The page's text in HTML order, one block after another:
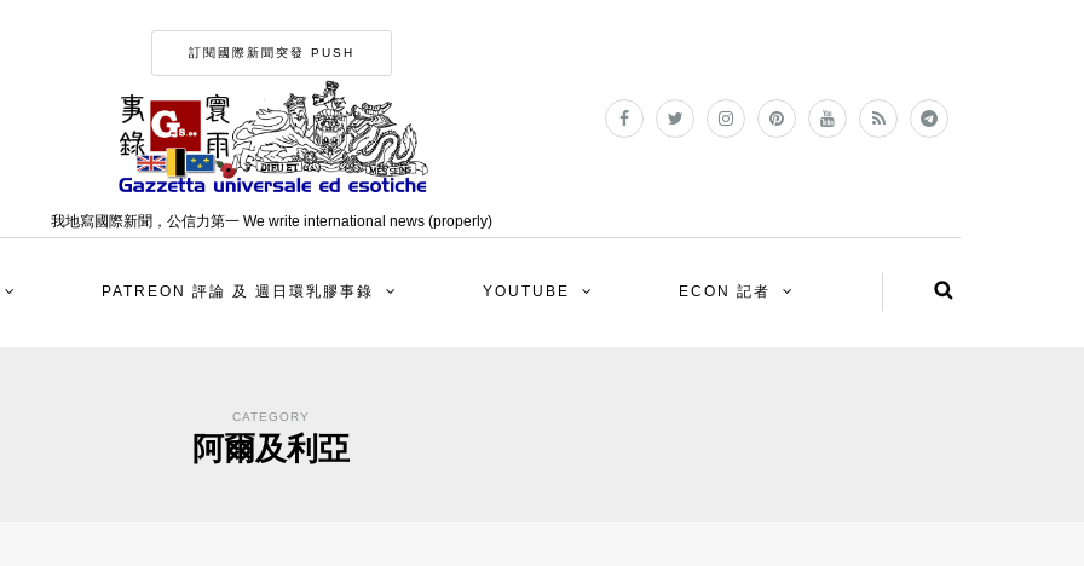
訂閱國際新聞突發 PUSH
我地寫國際新聞，公信力第一 We write international news (properly)
PATREON 評論 及 週日環乳膠事錄 YOUTUBE ECON 記者
CATEGORY
阿爾及利亞